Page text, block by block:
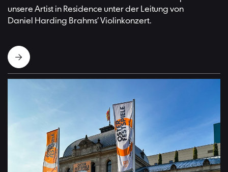
unsere Artist in Residence unter der Leitung von
Daniel Harding Brahms’ Violinkonzert.